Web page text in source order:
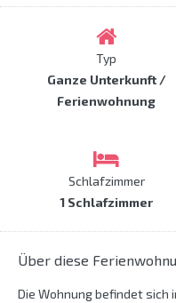
Typ
Ganze Unterkunft /
Ferienwohnung
Schlafzimmer
1 Schlafzimmer
Über diese
Die Wohnung befindet sich